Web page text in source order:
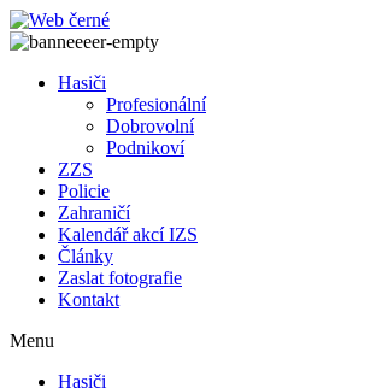
Přejít
k
Hasiči
Profesionální
Dobrovolní
Podnikoví
ZZS
Policie
Zahraničí
Kalendář akcí IZS
Články
Zaslat fotografie
Kontakt
Menu
Hasiči